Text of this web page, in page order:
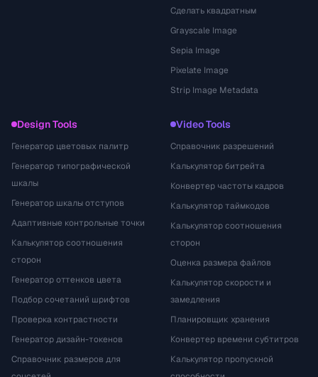
Сделать квадратным
Grayscale Image
Sepia Image
Pixelate Image
Strip Image Metadata
Design Tools
Генератор цветовых палитр
Генератор типографической
шкалы
Генератор шкалы отступов
Адаптивные контрольные точки
Калькулятор соотношения
сторон
Генератор оттенков цвета
Подбор сочетаний шрифтов
Проверка контрастности
Генератор дизайн-токенов
Справочник размеров для
Video Tools
Справочник разрешений
Калькулятор битрейта
Конвертер частоты кадров
Калькулятор таймкодов
Калькулятор соотношения
сторон
Оценка размера файлов
Калькулятор скорости и
замедления
Планировщик хранения
Конвертер времени субтитров
Калькулятор пропускной